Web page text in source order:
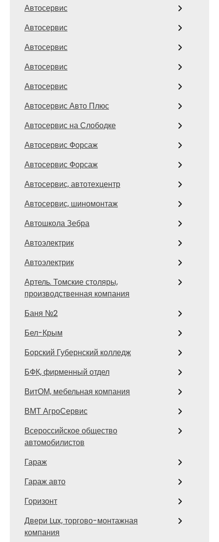
Автосервис
Автосервис
Автосервис
Автосервис
Автосервис
Автосервис Авто Плюс
Автосервис на Слободке
Автосервис Форсаж
Автосервис Форсаж
Автосервис, автотехцентр
Автосервис, шиномонтаж
Автошкола Зебра
Автоэлектрик
Автоэлектрик
Артель. Томские столяры,
производственная компания
Баня №2
Бел-Крым
Борский Губернский колледж
БФК, фирменный отдел
ВитОМ, мебельная компания
ВМТ АгроСервис
Всероссийское общество
автомобилистов
Гараж
Гараж авто
Горизонт
Двери Lux, торгово-монтажная
компания